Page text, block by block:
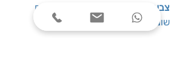
צבעי הטושים:
סט 4 טושים בצבעים
שונים